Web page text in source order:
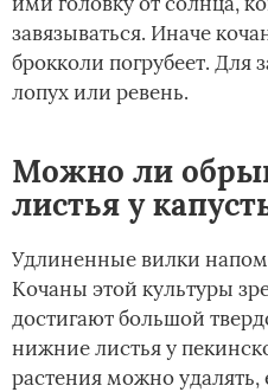
завязываться. Иначе
брокколи погрубеет.
лопух или ревень.
Можно ли
листья у
Удлиненные вилки
Кочаны этой культуры
достигают большой
нижние листья у
растения можно удалять,